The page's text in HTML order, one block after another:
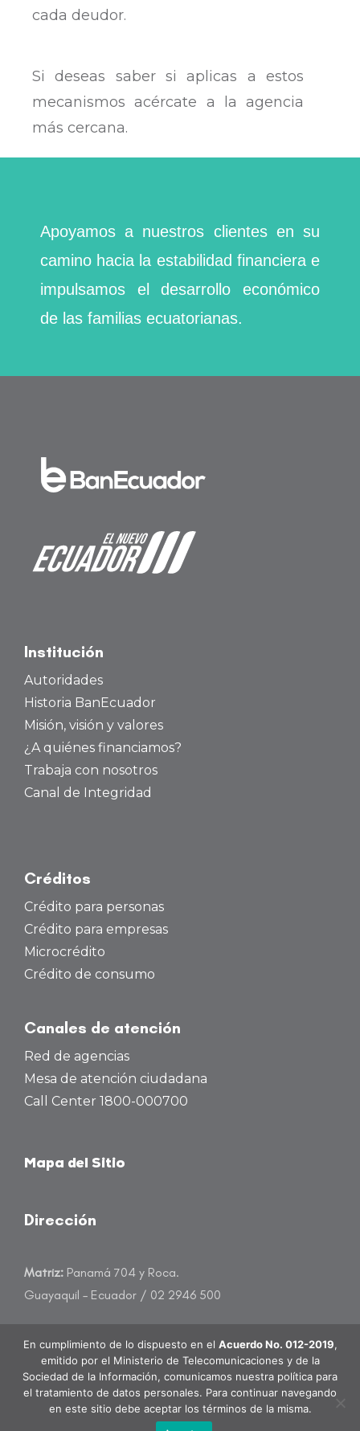
cada deudor.
Si deseas saber si aplicas a estos
mecanismos acércate a la agencia
más cercana.
Apoyamos a nuestros clientes en su
camino hacia la estabilidad financiera e
impulsamos el desarrollo económico
de las familias ecuatorianas.
Institución
Autoridades
Historia BanEcuador
Misión, visión y valores
¿A quiénes financiamos?
Trabaja con nosotros
Canal de Integridad
Créditos
Crédito para personas
Crédito para empresas
Microcrédito
Crédito de consumo
Canales de atención
Red de agencias
Mesa de atención ciudadana
Call Center 1800-000700
Mapa del Sitio
Dirección
Matriz: Panamá 704 y Roca.
Guayaquil – Ecuador / 02 2946 500
atencioncliente@banecuador.fin.ec
En cumplimiento de lo dispuesto en el Acuerdo No. 012-2019,
emitido por el Ministerio de Telecomunicaciones y de la
Sociedad de la Información, comunicamos nuestra política para
el tratamiento de datos personales. Para continuar navegando
en este sitio debe aceptar los términos de la misma.